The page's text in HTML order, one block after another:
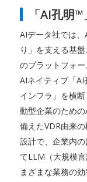
「AI孔明
AIデータ社では
り」を支える基
のプラットフォー
AIネイティブ「
インフラ」を横
動型企業のため
備えたVDR由来
設計で、企業内
てLLM（大規模
まざまな業務の